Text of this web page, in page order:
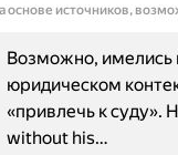
основе источников,
Возможно, имелись
юридическом
«привлечь к суду».
without his…